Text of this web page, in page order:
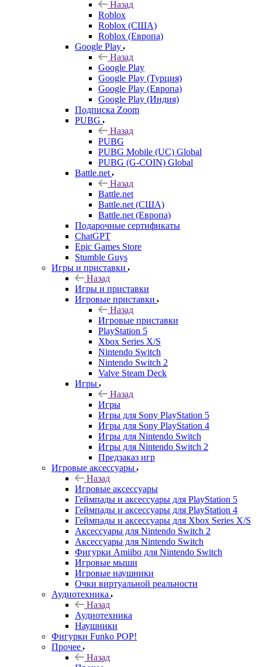
Назад
Roblox
Roblox (США)
Roblox (Европа)
Google Play
Назад
Google Play
Google Play (Турция)
Google Play (Европа)
Google Play (Индия)
Подписка Zoom
PUBG
Назад
PUBG
PUBG Mobile (UC) Global
PUBG (G-COIN) Global
Battle.net
Назад
Battle.net
Battle.net (США)
Battle.net (Европа)
Подарочные сертификаты
ChatGPT
Epic Games Store
Stumble Guys
Игры и приставки
Назад
Игры и приставки
Игровые приставки
Назад
Игровые приставки
PlayStation 5
Xbox Series X/S
Nintendo Switch
Nintendo Switch 2
Valve Steam Deck
Игры
Назад
Игры
Игры для Sony PlayStation 5
Игры для Sony PlayStation 4
Игры для Nintendo Switch
Игры для Nintendo Switch 2
Предзаказ игр
Игровые аксессуары
Назад
Игровые аксессуары
Геймпады и аксессуары для PlayStation 5
Геймпады и аксессуары для PlayStation 4
Геймпады и аксессуары для Xbox Series X/S
Аксессуары для Nintendo Switch 2
Аксессуары для Nintendo Switch
Фигурки Amiibo для Nintendo Switch
Игровые мыши
Игровые наушники
Очки виртуальной реальности
Аудиотехника
Назад
Аудиотехника
Наушники
Фигурки Funko POP!
Прочее
Назад